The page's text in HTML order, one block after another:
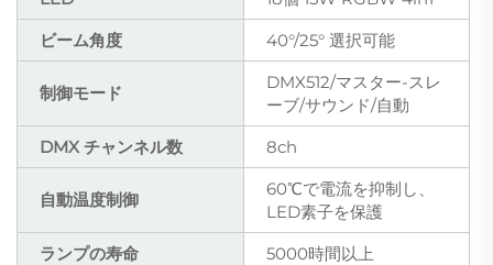
ビーム角度
40°/25° 選択可能
制御モード
DMX512/マスター-スレ
ーブ/サウンド/自動
DMX チャンネル数
8ch
自動温度制御
60℃で電流を抑制し、
LED素子を保護
ランプの寿命
5000時間以上